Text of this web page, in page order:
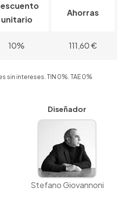
unitario
Ahorras
10% 111,60 €
sin intereses. TIN 0%. TAE 0%
Diseñador
Stefano Giovannoni